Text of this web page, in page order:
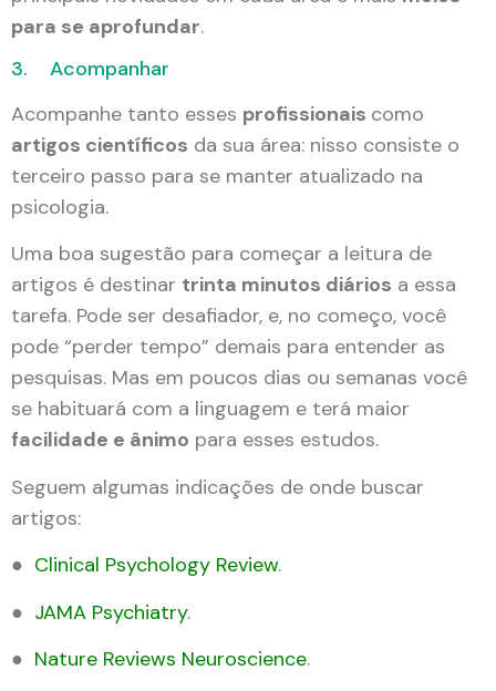
para se aprofundar.
3. Acompanhar
Acompanhe tanto esses profissionais como
artigos científicos da sua área: nisso consiste o
terceiro passo para se manter atualizado na
psicologia.
Uma boa sugestão para começar a leitura de
artigos é destinar trinta minutos diários a essa
tarefa. Pode ser desafiador, e, no começo, você
pode “perder tempo” demais para entender as
pesquisas. Mas em poucos dias ou semanas você
se habituará com a linguagem e terá maior
facilidade e ânimo para esses estudos.
Seguem algumas indicações de onde buscar
artigos:
● Clinical Psychology Review.
● JAMA Psychiatry.
● Nature Reviews Neuroscience.